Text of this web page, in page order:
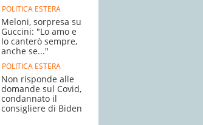
POLITICA ESTERA
Meloni, sorpresa su
Guccini: "Lo amo e
lo canterò sempre,
anche se..."
POLITICA ESTERA
Non risponde alle
domande sul Covid,
condannato il
consigliere di Biden